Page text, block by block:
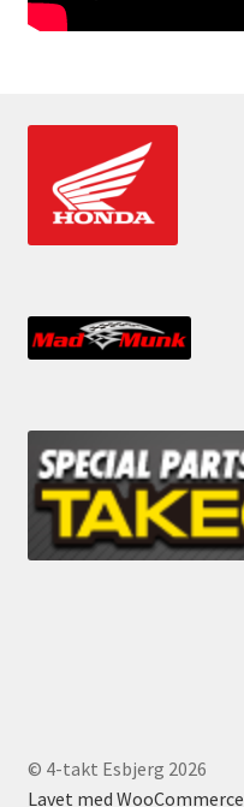
© 4-takt Esbjerg 2026
Lavet med WooCommerce